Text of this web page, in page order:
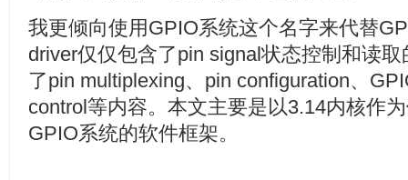
我更倾向使用GPIO系统这个名字来代替
driver仅仅包含了pin signal状态控制和读
了pin multiplexing、pin configuration、
control等内容。本文主要是以3.14内核作
GPIO系统的软件框架。